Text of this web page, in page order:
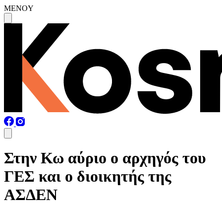
MENOY
Στην Κω αύριο ο αρχηγός του
ΓΕΣ και ο διοικητής της
ΑΣΔΕΝ